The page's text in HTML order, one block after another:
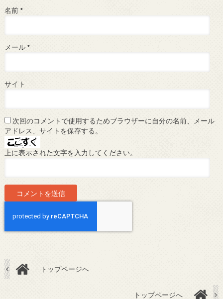
名前 *
メール *
サイト
次回のコメントで使用するためブラウザーに自分の名前、メール
アドレス、サイトを保存する。
上に表示された文字を入力してください。
トップページへ
トップページへ